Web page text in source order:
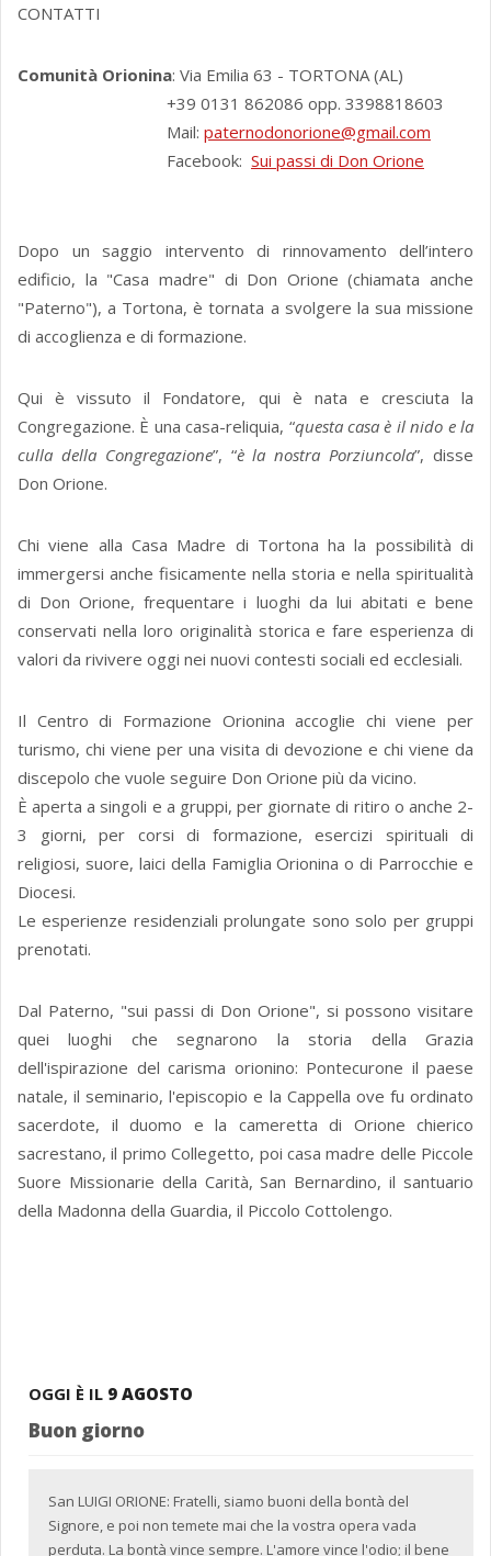
CONTATTI
Comunità Orionina: Via Emilia 63 - TORTONA (AL)
+39 0131 862086 opp. 3398818603
Mail: paternodonorione@gmail.com
Facebook: Sui passi di Don Orione
Dopo un saggio intervento di rinnovamento dell’intero
edificio, la "Casa madre" di Don Orione (chiamata anche
"Paterno"), a Tortona, è tornata a svolgere la sua missione
di accoglienza e di formazione.
Qui è vissuto il Fondatore, qui è nata e cresciuta la
Congregazione. È una casa-reliquia, “questa casa è il nido e la
culla della Congregazione”, “è la nostra Porziuncola”, disse
Don Orione.
Chi viene alla Casa Madre di Tortona ha la possibilità di
immergersi anche fisicamente nella storia e nella spiritualità
di Don Orione, frequentare i luoghi da lui abitati e bene
conservati nella loro originalità storica e fare esperienza di
valori da rivivere oggi nei nuovi contesti sociali ed ecclesiali.
Il Centro di Formazione Orionina accoglie chi viene per
turismo, chi viene per una visita di devozione e chi viene da
discepolo che vuole seguire Don Orione più da vicino.
È aperta a singoli e a gruppi, per giornate di ritiro o anche 2-
3 giorni, per corsi di formazione, esercizi spirituali di
religiosi, suore, laici della Famiglia Orionina o di Parrocchie e
Diocesi.
Le esperienze residenziali prolungate sono solo per gruppi
prenotati.
Dal Paterno, "sui passi di Don Orione", si possono visitare
quei luoghi che segnarono la storia della Grazia
dell'ispirazione del carisma orionino: Pontecurone il paese
natale, il seminario, l'episcopio e la Cappella ove fu ordinato
sacerdote, il duomo e la cameretta di Orione chierico
sacrestano, il primo Collegetto, poi casa madre delle Piccole
Suore Missionarie della Carità, San Bernardino, il santuario
della Madonna della Guardia, il Piccolo Cottolengo.
OGGI È IL 9 AGOSTO
Buon giorno
San LUIGI ORIONE: Fratelli, siamo buoni della bontà del
Signore, e poi non temete mai che la vostra opera vada
perduta. La bontà vince sempre. L'amore vince l'odio; il bene